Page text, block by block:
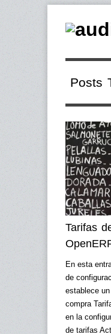
Posts
Tarifas
En esta
de
establece
compra
en la
de tarifas